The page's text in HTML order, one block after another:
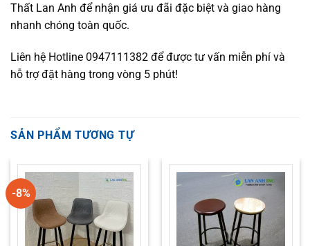
Thất Lan Anh để nhận giá ưu đãi đặc biệt và giao hàng
nhanh chóng toàn quốc.
Liên hệ Hotline 0947111382 để được tư vấn miễn phí và
hỗ trợ đặt hàng trong vòng 5 phút!
SẢN PHẨM TƯƠNG TỰ
-8%